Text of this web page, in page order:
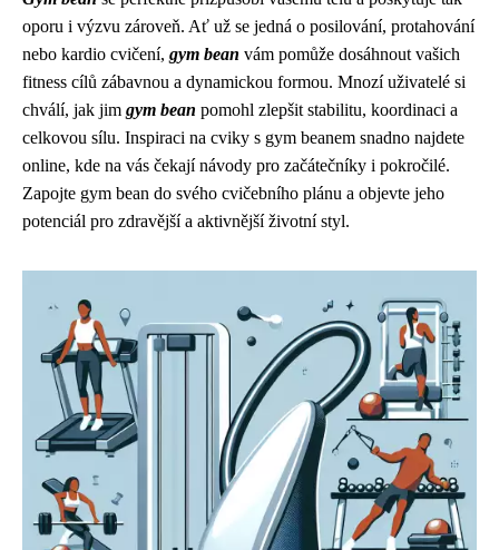
oporu i výzvu zároveň. Ať už se jedná o posilování, protahování
nebo kardio cvičení, gym bean vám pomůže dosáhnout vašich
fitness cílů zábavnou a dynamickou formou. Mnozí uživatelé si
chválí, jak jim gym bean pomohl zlepšit stabilitu, koordinaci a
celkovou sílu. Inspiraci na cviky s gym beanem snadno najdete
online, kde na vás čekají návody pro začátečníky i pokročilé.
Zapojte gym bean do svého cvičebního plánu a objevte jeho
potenciál pro zdravější a aktivnější životní styl.